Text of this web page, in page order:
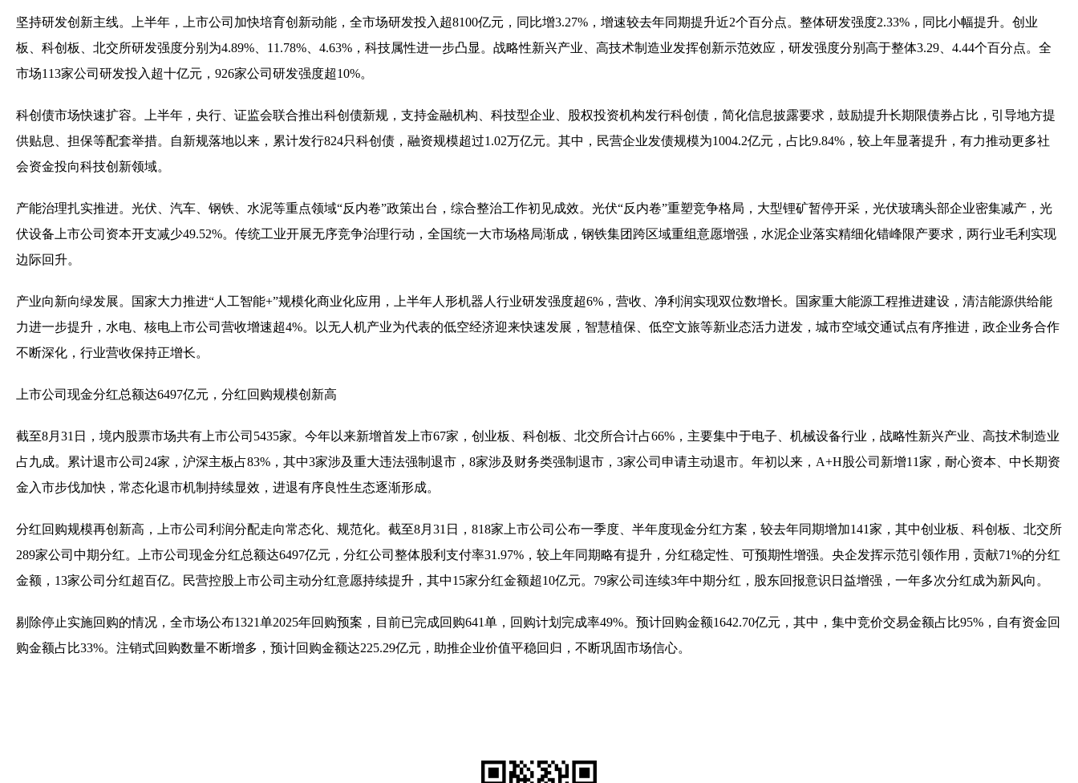
坚持研发创新主线。上半年，上市公司加快培育创新动能，全市场研发投入超8100亿元，同比增3.27%，增速较去年同期提升近2个百分点。整体研发强度2.33%，同比小幅提升。创业
板、科创板、北交所研发强度分别为4.89%、11.78%、4.63%，科技属性进一步凸显。战略性新兴产业、高技术制造业发挥创新示范效应，研发强度分别高于整体3.29、4.44个百分点。全
市场113家公司研发投入超十亿元，926家公司研发强度超10%。
科创债市场快速扩容。上半年，央行、证监会联合推出科创债新规，支持金融机构、科技型企业、股权投资机构发行科创债，简化信息披露要求，鼓励提升长期限债券占比，引导地方提
供贴息、担保等配套举措。自新规落地以来，累计发行824只科创债，融资规模超过1.02万亿元。其中，民营企业发债规模为1004.2亿元，占比9.84%，较上年显著提升，有力推动更多社
会资金投向科技创新领域。
产能治理扎实推进。光伏、汽车、钢铁、水泥等重点领域“反内卷”政策出台，综合整治工作初见成效。光伏“反内卷”重塑竞争格局，大型锂矿暂停开采，光伏玻璃头部企业密集减产，光
伏设备上市公司资本开支减少49.52%。传统工业开展无序竞争治理行动，全国统一大市场格局渐成，钢铁集团跨区域重组意愿增强，水泥企业落实精细化错峰限产要求，两行业毛利实现
边际回升。
产业向新向绿发展。国家大力推进“人工智能+”规模化商业化应用，上半年人形机器人行业研发强度超6%，营收、净利润实现双位数增长。国家重大能源工程推进建设，清洁能源供给能
力进一步提升，水电、核电上市公司营收增速超4%。以无人机产业为代表的低空经济迎来快速发展，智慧植保、低空文旅等新业态活力迸发，城市空域交通试点有序推进，政企业务合作
不断深化，行业营收保持正增长。
上市公司现金分红总额达6497亿元，分红回购规模创新高
截至8月31日，境内股票市场共有上市公司5435家。今年以来新增首发上市67家，创业板、科创板、北交所合计占66%，主要集中于电子、机械设备行业，战略性新兴产业、高技术制造业
占九成。累计退市公司24家，沪深主板占83%，其中3家涉及重大违法强制退市，8家涉及财务类强制退市，3家公司申请主动退市。年初以来，A+H股公司新增11家，耐心资本、中长期资
金入市步伐加快，常态化退市机制持续显效，进退有序良性生态逐渐形成。
分红回购规模再创新高，上市公司利润分配走向常态化、规范化。截至8月31日，818家上市公司公布一季度、半年度现金分红方案，较去年同期增加141家，其中创业板、科创板、北交所
289家公司中期分红。上市公司现金分红总额达6497亿元，分红公司整体股利支付率31.97%，较上年同期略有提升，分红稳定性、可预期性增强。央企发挥示范引领作用，贡献71%的分红
金额，13家公司分红超百亿。民营控股上市公司主动分红意愿持续提升，其中15家分红金额超10亿元。79家公司连续3年中期分红，股东回报意识日益增强，一年多次分红成为新风向。
剔除停止实施回购的情况，全市场公布1321单2025年回购预案，目前已完成回购641单，回购计划完成率49%。预计回购金额1642.70亿元，其中，集中竞价交易金额占比95%，自有资金回
购金额占比33%。注销式回购数量不断增多，预计回购金额达225.29亿元，助推企业价值平稳回归，不断巩固市场信心。